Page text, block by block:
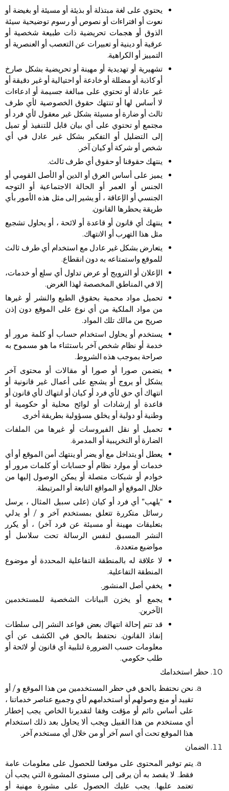
يحتوي على لغة مبتذلة أو بذيئة أو مسيئة أو بغيضة أو
نعوت أو افتراءات أو نصوص أو رسوم توضيحية سيئة
الذوق أو هجمات تحريضية ذات طبيعة شخصية أو
عرقية أو دينية أو تعبيرات عن التعصب أو العنصرية أو
التمييز أو الكراهية.
تشهيرية أو تهديدية أو مهينة أو تحريضية بشكل صارخ
أو كاذبة أو مضللة أو خادعة أو احتيالية أو غير دقيقة أو
غير عادلة أو تحتوي على مبالغة جسيمة أو ادعاءات
لا أساس لها أو تنتهك حقوق الخصوصية لأي طرف
ثالث أو ضارة أو مسيئة بشكل غير معقول لأي فرد أو
مجتمع أو تحتوي على أي بيان قابل للتنفيذ أو تميل
إلى التضليل أو التفكير بشكل غير عادل في أي
شخص أو شركة أو كيان آخر.
ينتهك حقوقنا أو حقوق أي طرف ثالث.
يميز على أساس العرق أو الدين أو الأصل القومي أو
الجنس أو العمر أو الحالة الاجتماعية أو التوجه
الجنسي أو الإعاقة ، أو يشير إلى مثل هذه الأمور بأي
طريقة يحظرها القانون.
ينتهك أي قانون أو قاعدة أو لائحة ، أو يحاول تشجيع
مثل هذا التهرب أو الانتهاك.
يتعارض بشكل غير عادل مع استخدام أي طرف ثالث
للموقع واستمتاعه به دون انقطاع.
الإعلان أو الترويج أو عرض تداول أي سلع أو خدمات،
إلا في المناطق المخصصة لهذا الغرض.
تحميل مواد محمية بحقوق الطبع والنشر أو غيرها
من مواد الملكية من أي نوع على الموقع دون إذن
صريح من مالك تلك المواد.
يستخدم أو يحاول استخدام حساب أو كلمة مرور أو
خدمة أو نظام شخص آخر باستثناء ما هو مسموح به
صراحة بموجب هذه الشروط.
يتضمن صورا أو صورا أو مقالات أو محتوى آخر
يشكل أو يروج أو يشجع على أعمال غير قانونية أو
انتهاك أي حق لأي فرد أو كيان أو انتهاك لأي قانون أو
قاعدة أو إرشادات أو لوائح محلية أو حكومية أو
وطنية أو دولية أو يخلق مسؤولية بطريقة أخرى.
تحميل أو نقل الفيروسات أو غيرها من الملفات
الضارة أو التخريبية أو المدمرة.
يعطل أو يتداخل مع أو يضر أو ينتهك أمن الموقع أو أي
خدمات أو موارد نظام أو حسابات أو كلمات مرور أو
خوادم أو شبكات متصلة أو يمكن الوصول إليها من
خلال الموقع أو المواقع التابعة أو المرتبطة.
“يلهب” أي فرد أو كيان (على سبيل المثال ، يرسل
رسائل متكررة تتعلق بمستخدم آخر و / أو يدلي
بتعليقات مهينة أو مسيئة عن فرد آخر) ، أو يكرر
النشر المسبق لنفس الرسالة تحت سلاسل أو
مواضيع متعددة.
لا علاقة له بالمنطقة التفاعلية المحددة أو موضوع
المنطقة التفاعلية.
يخفي أصل المنشور.
يجمع أو يخزن البيانات الشخصية للمستخدمين
الآخرين.
قد تتم إحالة انتهاك بعض قواعد النشر إلى سلطات
إنفاذ القانون. نحتفظ بالحق في الكشف عن أي
معلومات حسب الضرورة لتلبية أي قانون أو لائحة أو
طلب حكومي.
حظر استخدامك
نحن نحتفظ بالحق في حظر المستخدمين من هذا الموقع و / أو
تقييد أو منع وصولهم أو استخدامهم لأي وجميع عناصر خدماتنا ،
على أساس دائم أو مؤقت وفقا لتقديرنا الخاص. يجب إخطار
أي مستخدم من هذا القبيل ويجب ألا يحاول بعد ذلك استخدام
هذا الموقع تحت أي اسم آخر أو من خلال أي مستخدم آخر.
الضمان
يتم توفير المحتوى على موقعنا للحصول على معلومات عامة
فقط. لا يقصد به أن يرقى إلى مستوى المشورة التي يجب أن
تعتمد عليها. يجب عليك الحصول على مشورة مهنية أو